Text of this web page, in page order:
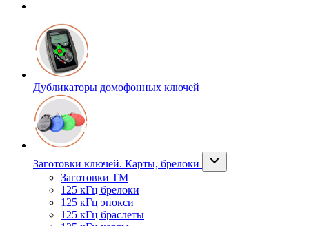
Дубликаторы домофонных ключей
Заготовки ключей. Карты, брелоки
Заготовки ТМ
125 кГц брелоки
125 кГц эпокси
125 кГц браслеты